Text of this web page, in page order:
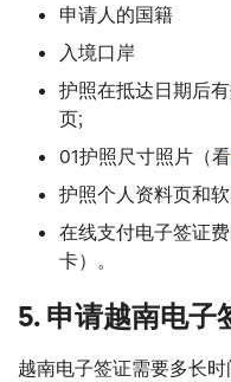
申请人的国籍
入境口岸
护照在抵达日期后
页;
01护照尺寸照片（看
护照个人资料页和
在线支付电子签证
卡）。
5. 申请越南电子
越南电子签证需要多长